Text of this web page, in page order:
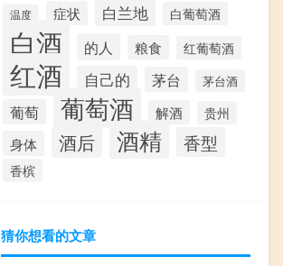
温度 症状 白兰地 白葡萄酒
白酒 的人 粮食 红葡萄酒
红酒 自己的 茅台 茅台酒
葡萄 葡萄酒 解酒 贵州
身体 酒后 酒精 香型
香槟
猜你想看的文章